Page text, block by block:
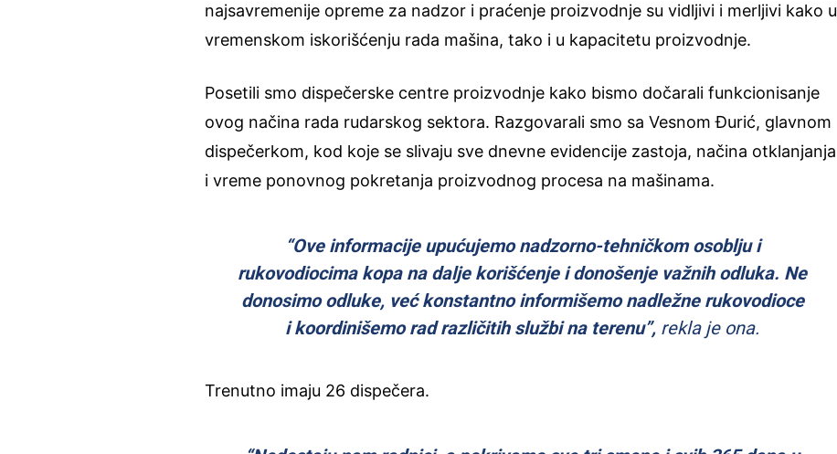
najsavremenije opreme za nadzor i praćenje proizvodnje su vidljivi i merljivi kako u
vremenskom iskorišćenju rada mašina, tako i u kapacitetu proizvodnje.
Posetili smo dispečerske centre proizvodnje kako bismo dočarali funkcionisanje
ovog načina rada rudarskog sektora. Razgovarali smo sa Vesnom Đurić, glavnom
dispečerkom, kod koje se slivaju sve dnevne evidencije zastoja, načina otklanjanja
i vreme ponovnog pokretanja proizvodnog procesa na mašinama.
“Ove informacije upućujemo nadzorno-tehničkom osoblju i
rukovodiocima kopa na dalje korišćenje i donošenje važnih odluka. Ne
donosimo odluke, već konstantno informišemo nadležne rukovodioce
i koordinišemo rad različitih službi na terenu”, rekla je ona.
Trenutno imaju 26 dispečera.